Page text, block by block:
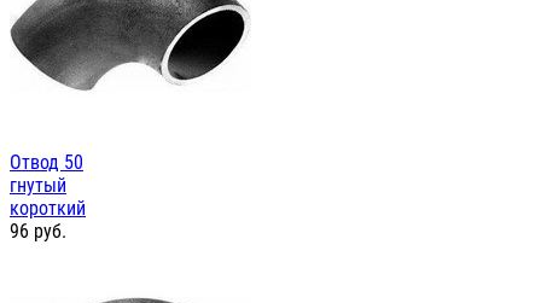
Отвод 50
гнутый
короткий
96 руб.